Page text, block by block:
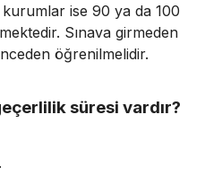
ise 90 ya da 100
Sınava girmeden
öğrenilmelidir.
süresi vardır?